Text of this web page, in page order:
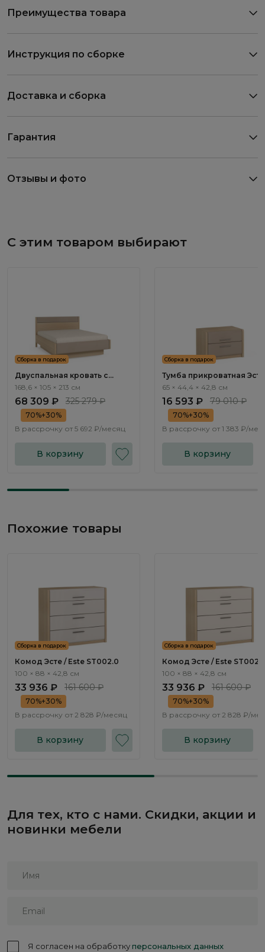
Преимущества товара
Инструкция по сборке
Доставка и сборка
Гарантия
Отзывы и фото
С этим товаром выбирают
Сборка в подарок
Двуспальная кровать с
подъемным механизмом
Эсте / Este ST111.7
168,6 × 105 × 213 см
68 309 ₽ 325 279 ₽
70%+30%
В рассрочку от 5 692 ₽/месяц
В корзину
Сборка в подарок
Тумба прикроватная
Este ST001.3
65 × 44,4 × 42,8 см
16 593 ₽ 79 010 ₽
70%+30%
В рассрочку от 1 383 ₽/
В корзину
Похожие товары
Сборка в подарок
Комод Эсте / Este ST002.0
100 × 88 × 42,8 см
33 936 ₽ 161 600 ₽
70%+30%
В рассрочку от 2 828 ₽/месяц
В корзину
Сборка в подарок
Комод Эсте / Este ST002.4
100 × 88 × 42,8 см
33 936 ₽ 161 600 ₽
70%+30%
В рассрочку от 2 828 ₽/
В корзину
Для тех, кто с нами. Скидки, акции и
новинки мебели
Я согласен на обработкуперсональных данных